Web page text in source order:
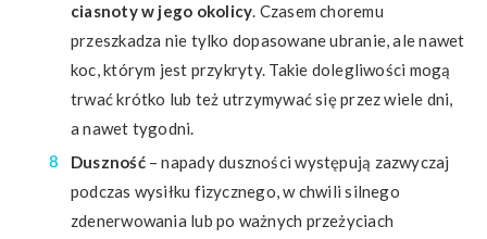
ciasnoty w jego okolicy. Czasem choremu
przeszkadza nie tylko dopasowane ubranie, ale nawet
koc, którym jest przykryty. Takie dolegliwości mogą
trwać krótko lub też utrzymywać się przez wiele dni,
a nawet tygodni.
Duszność– napady duszności występują zazwyczaj
podczas wysiłku fizycznego, w chwili silnego
zdenerwowania lub po ważnych przeżyciach